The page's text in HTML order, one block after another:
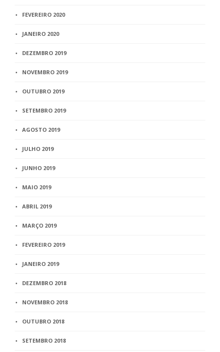
FEVEREIRO 2020
JANEIRO 2020
DEZEMBRO 2019
NOVEMBRO 2019
OUTUBRO 2019
SETEMBRO 2019
AGOSTO 2019
JULHO 2019
JUNHO 2019
MAIO 2019
ABRIL 2019
MARÇO 2019
FEVEREIRO 2019
JANEIRO 2019
DEZEMBRO 2018
NOVEMBRO 2018
OUTUBRO 2018
SETEMBRO 2018